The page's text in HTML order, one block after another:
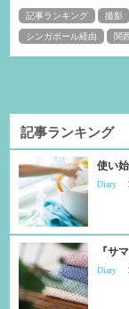
記事ランキング 撮影
シンガポール経由 関
記事ランキング
使い
Diary
『サ
Diary